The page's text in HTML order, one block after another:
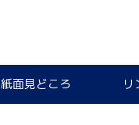
紙面見どころ リ